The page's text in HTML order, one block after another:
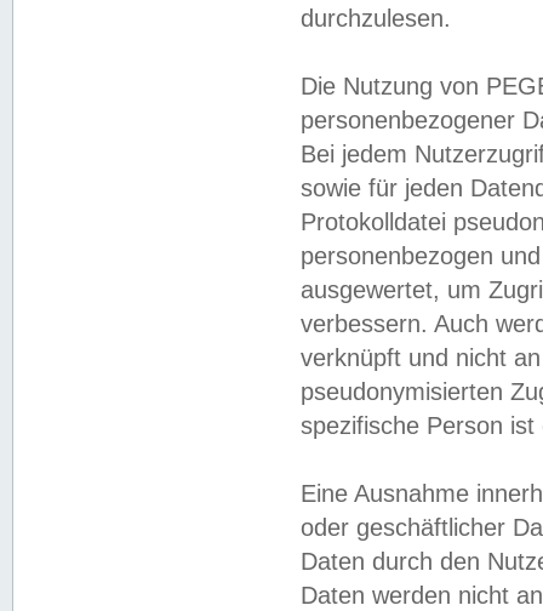
durchzulesen.
Die Nutzung von
personenbezogener
Bei jedem
sowie für jeden
Protokolldatei
personenbezogen
ausgewertet, um
verbessern. Auch
verknüpft und nicht
pseudonymisierten
spezifische Person
Eine Ausnahme
oder geschäftlicher
Daten durch den
Daten werden nicht